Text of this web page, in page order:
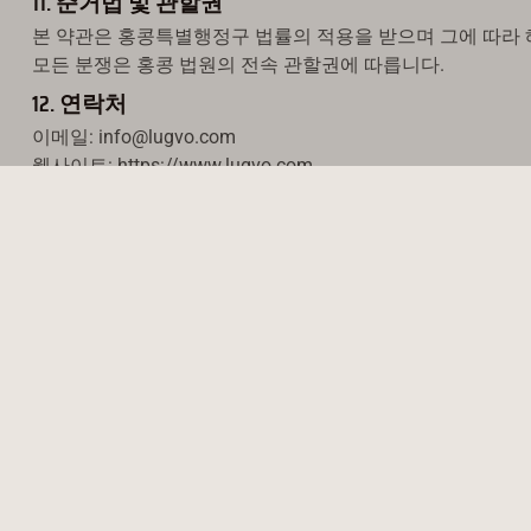
본 약관은 홍콩특별행정구 법률의 적용을 받으며 그에 따라
모든 분쟁은 홍콩 법원의 전속 관할권에 따릅니다.
12. 연락처
이메일: info@lugvo.com
웹사이트: https://www.lugvo.com